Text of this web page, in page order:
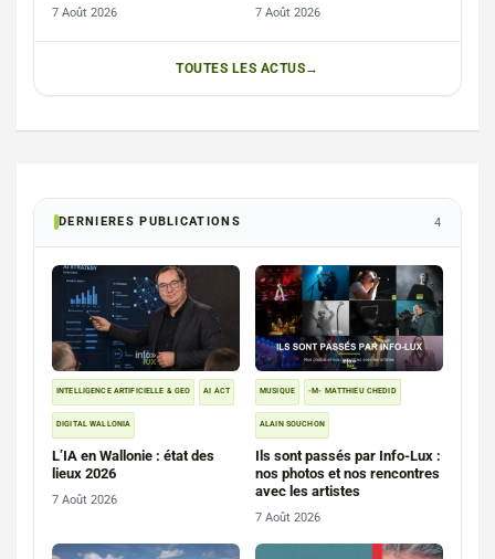
7 Août 2026 7 Août 2026
TOUTES LES ACTUS
DERNIERES PUBLICATIONS 4
INTELLIGENCE ARTIFICIELLE & GEO AI ACT
DIGITAL WALLONIA
L’IA en Wallonie : état des
lieux 2026
7 Août 2026
MUSIQUE -M- MATTHIEU CHEDID
ALAIN SOUCHON
Ils sont passés par Info-Lux :
nos photos et nos rencontres
avec les artistes
7 Août 2026